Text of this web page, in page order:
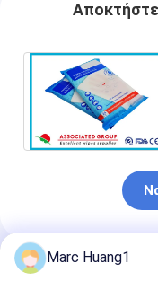
Αποκτήστε
Συνιστώμενα
Marc Huang1